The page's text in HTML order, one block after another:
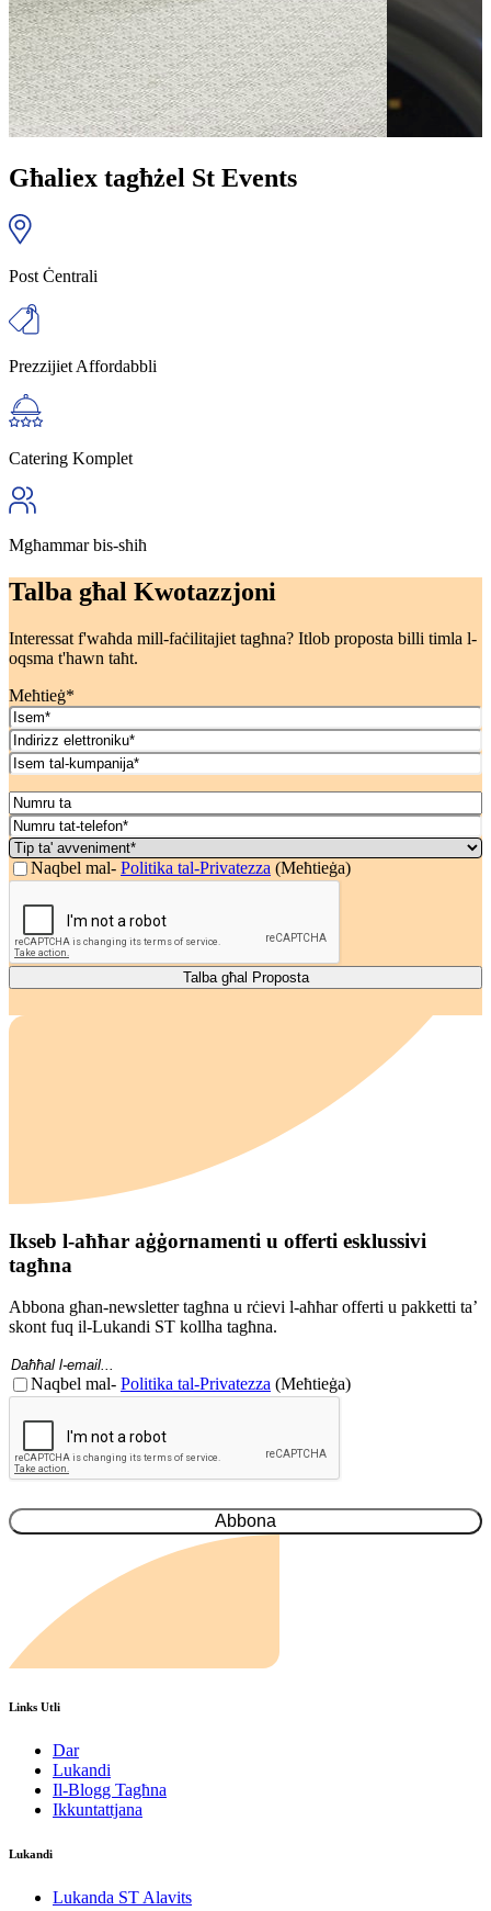
Għaliex tagħżel St Events
Post Ċentrali
Prezzijiet Affordabbli
Catering Komplet
Mgħammar bis-sħiħ
Talba għal Kwotazzjoni
Interessat f'waħda mill-faċilitajiet tagħna? Itlob proposta billi timla l-
oqsma t'hawn taħt.
Meħtieġ*
Isem
(Meħtieġ)
Email
(Meħtieġa)
Isem
tal-
Kumpanija
(Meħtieġ)
(Meħtieġa)
MM
slash
DD
slash
YYYY
Numru
ta'
Persuni*
(Meħtieġ)
Numru
tat-
telefon*
(Meħtieġ)
Tip
ta'
avveniment*
(Meħtieġ)
Kunsens
(Meħtieġ)
Naqbel mal- Politika tal-Privatezza (Meħtieġa)
CAPTCHA
Ikseb l-aħħar aġġornamenti u offerti esklussivi
tagħna
Abbona għan-newsletter tagħna u rċievi l-aħħar offerti u pakketti ta’
skont fuq il-Lukandi ST kollha tagħna.
Email
(Meħtieġa)
Kunsens
(Meħtieġ)
Naqbel mal- Politika tal-Privatezza (Meħtieġa)
CAPTCHA
Links Utli
Dar
Lukandi
Il-Blogg Tagħna
Ikkuntattjana
Lukandi
Lukanda ST Alavits